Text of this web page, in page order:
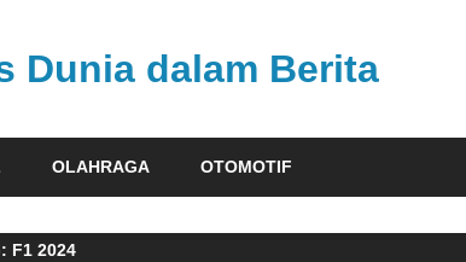
Dunia dalam Berita
OLAHRAGA OTOMOTIF
F1 2024